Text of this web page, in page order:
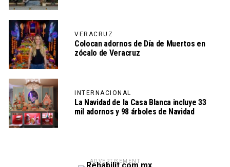
VERACRUZ
Colocan adornos de Día de Muertos en
zócalo de Veracruz
INTERNACIONAL
La Navidad de la Casa Blanca incluye 33
mil adornos y 98 árboles de Navidad
ADVERTISEMENT